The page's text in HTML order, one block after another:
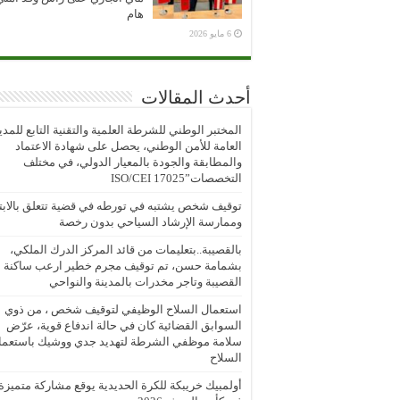
هام
6 مايو 2026
أحدث المقالات
المختبر الوطني للشرطة العلمية والتقنية التابع
العامة للأمن الوطني، يحصل على شهادة الاعتماد
والمطابقة والجودة بالمعيار الدولي، في مختلف
التخصصات”ISO/CEI 17025
توقيف شخص يشتبه في تورطه في قضية تتعلق
وممارسة الإرشاد السياحي بدون رخصة
بالقصيبة..بتعليمات من قائد المركز الدرك الملكي،
بشمامة حسن، تم توقيف مجرم خطير ارعب ساكنة
القصيبة وتاجر مخدرات بالمدينة والنواحي
استعمال السلاح الوظيفي لتوقيف شخص ، من ذوي
السوابق القضائية كان في حالة اندفاع قوية، عرّض
سلامة موظفي الشرطة لتهديد جدي ووشيك
السلاح
أولمبيك خريبكة للكرة الحديدية يوقع مشاركة متميزة